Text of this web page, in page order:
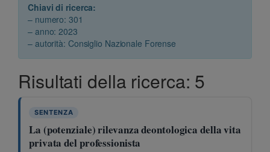
Chiavi di ricerca:
– numero: 301
– anno: 2023
– autorità: Consiglio Nazionale Forense
Risultati della ricerca: 5
SENTENZA
La (potenziale) rilevanza deontologica della vita
privata del professionista